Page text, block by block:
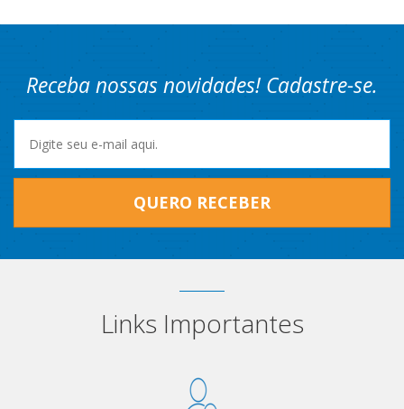
Receba nossas novidades! Cadastre-se.
QUERO RECEBER
Links Importantes